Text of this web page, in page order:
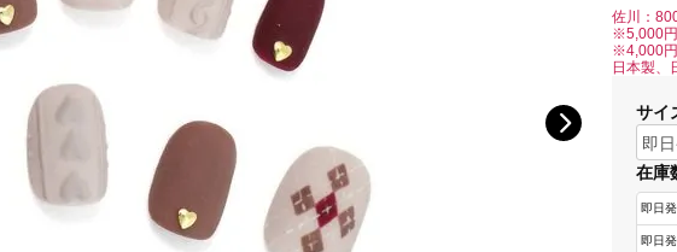
佐川：
※5,000
※4,000円
日本製、
サイ
在庫